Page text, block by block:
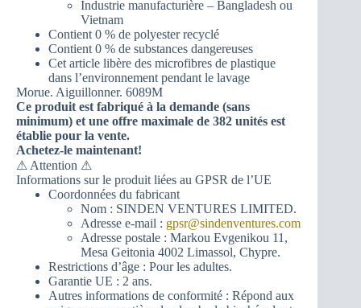
Industrie manufacturière – Bangladesh ou
Vietnam
Contient 0 % de polyester recyclé
Contient 0 % de substances dangereuses
Cet article libère des microfibres de plastique
dans l’environnement pendant le lavage
Morue. Aiguillonner. 6089M
Ce produit est fabriqué à la demande (sans
minimum) et une offre maximale de 382 unités est
établie pour la vente.
Achetez-le maintenant!
⚠ Attention ⚠
Informations sur le produit liées au GPSR de l’UE
Coordonnées du fabricant
Nom : SINDEN VENTURES LIMITED.
Adresse e-mail : gpsr@sindenventures.com
Adresse postale : Markou Evgenikou 11,
Mesa Geitonia 4002 Limassol, Chypre.
Restrictions d’âge : Pour les adultes.
Garantie UE : 2 ans.
Autres informations de conformité : Répond aux